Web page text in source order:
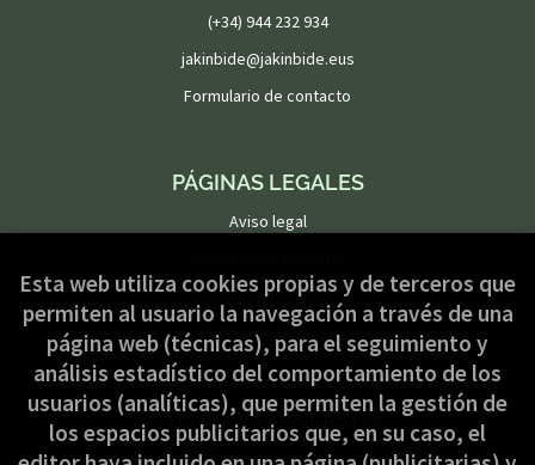
(+34) 944 232 934
jakinbide@jakinbide.eus
Formulario de contacto
PÁGINAS LEGALES
Aviso legal
Política de privacidad
Política de Cookies
ATENCIÓN AL CLIENTE
Quiénes somos
Esta web utiliza cookies propias y de terceros que
permiten al usuario la navegación a través de una
página web (técnicas), para el seguimiento y
análisis estadístico del comportamiento de los
usuarios (analíticas), que permiten la gestión de
los espacios publicitarios que, en su caso, el